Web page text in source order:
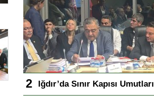
Iğdır’da Sınır Kapısı Umutları